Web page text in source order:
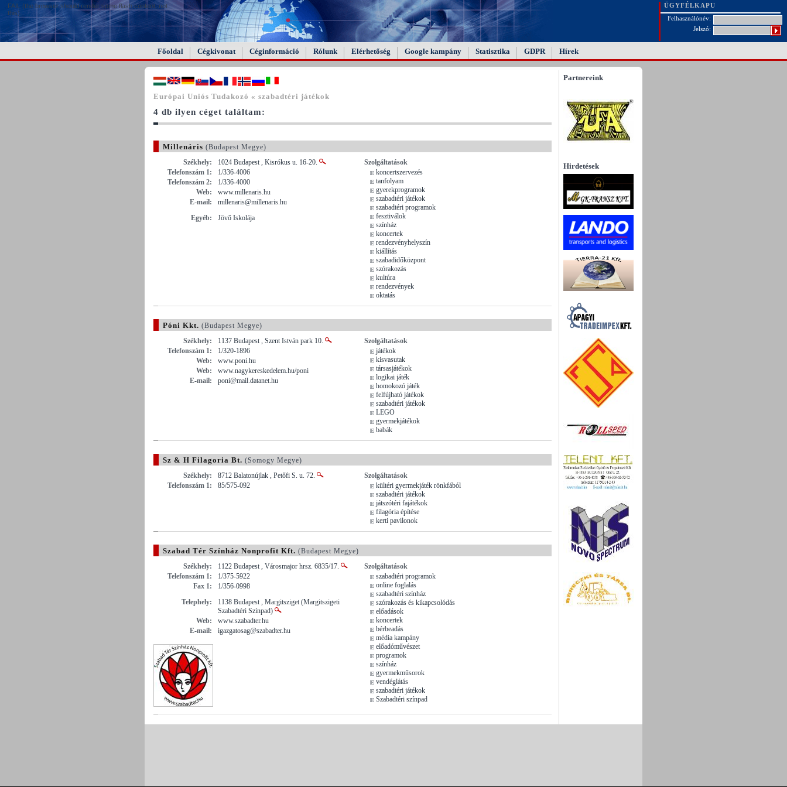
FAIL (the browser should render some flash content, not
this).
ÜGYFÉLKAPU
Felhasználónév:
Jelszó:
Főoldal Cégkivonat Céginformáció Rólunk Elérhetőség Google kampány Statisztika GDPR Hírek
Európai Uniós Tudakozó « szabadtéri játékok
4 db ilyen céget találtam:
Millenáris (Budapest Megye)
Székhely:
1024 Budapest , Kisrókus u. 16-20.
Telefonszám 1:
1/336-4006
Telefonszám 2:
1/336-4000
Web:
www.millenaris.hu
E-mail:
millenaris@millenaris.hu
Egyéb:
Jövő Iskolája
Szolgáltatások
koncertszervezés
tanfolyam
gyerekprogramok
szabadtéri játékok
szabadtéri programok
fesztiválok
színház
koncertek
rendezvényhelyszín
kiállítás
szabadidőközpont
szórakozás
kultúra
rendezvények
oktatás
Póni Kkt. (Budapest Megye)
Székhely:
1137 Budapest , Szent István park 10.
Telefonszám 1:
1/320-1896
Web:
www.poni.hu
Web:
www.nagykereskedelem.hu/poni
E-mail:
poni@mail.datanet.hu
Szolgáltatások
játékok
kisvasutak
társasjátékok
logikai játék
homokozó játék
felfújható játékok
szabadtéri játékok
LEGO
gyermekjátékok
babák
Sz & H Filagoria Bt. (Somogy Megye)
Székhely:
8712 Balatonújlak , Petőfi S. u. 72.
Telefonszám 1:
85/575-092
Szolgáltatások
kültéri gyermekjáték rönkfából
szabadtéri játékok
játszótéri fajátékok
filagória építése
kerti pavilonok
Szabad Tér Színház Nonprofit Kft. (Budapest Megye)
Székhely:
1122 Budapest , Városmajor hrsz. 6835/17.
Telefonszám 1:
1/375-5922
Fax 1:
1/356-0998
Telephely:
1138 Budapest , Margitsziget (Margitszigeti
Szabadtéri Színpad)
Web:
www.szabadter.hu
E-mail:
igazgatosag@szabadter.hu
Szolgáltatások
szabadtéri programok
online foglalás
szabadtéri színház
szórakozás és kikapcsolódás
előadások
koncertek
bérbeadás
média kampány
előadóművészet
programok
színház
gyermekműsorok
vendéglátás
szabadtéri játékok
Szabadtéri színpad
Partnereink
Hirdetések